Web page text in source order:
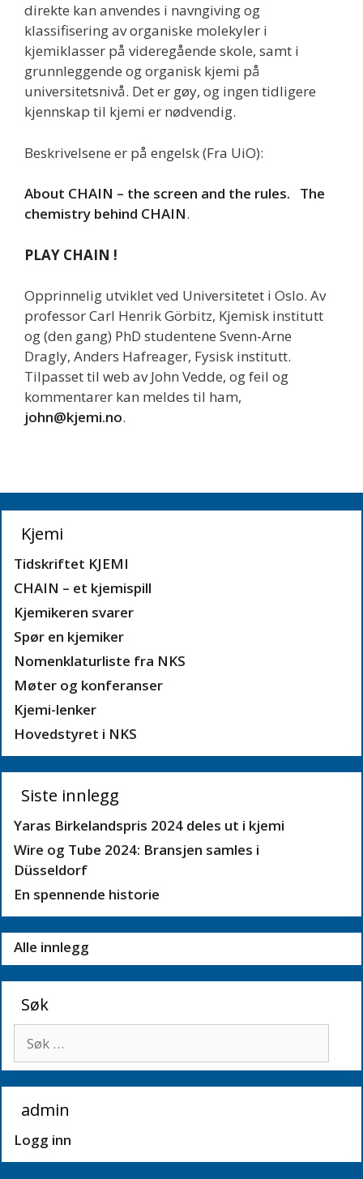
direkte kan anvendes i navngiving og
klassifisering av organiske molekyler i
kjemiklasser på videregående skole, samt i
grunnleggende og organisk kjemi på
universitetsnivå. Det er gøy, og ingen tidligere
kjennskap til kjemi er nødvendig.
Beskrivelsene er på engelsk (Fra UiO):
About CHAIN – the screen and the rules.
The
chemistry behind CHAIN.
PLAY CHAIN !
Opprinnelig utviklet ved Universitetet i Oslo. Av
professor Carl Henrik Görbitz, Kjemisk institutt
og (den gang) PhD studentene Svenn-Arne
Dragly, Anders Hafreager, Fysisk institutt.
Tilpasset til web av John Vedde, og feil og
kommentarer kan meldes til ham,
john@kjemi.no.
Kjemi
Tidskriftet KJEMI
CHAIN – et kjemispill
Kjemikeren svarer
Spør en kjemiker
Nomenklaturliste fra NKS
Møter og konferanser
Kjemi-lenker
Hovedstyret i NKS
Siste innlegg
Yaras Birkelandspris 2024 deles ut i kjemi
Wire og Tube 2024: Bransjen samles i
Düsseldorf
En spennende historie
Alle innlegg
Søk
etter:
admin
Logg inn